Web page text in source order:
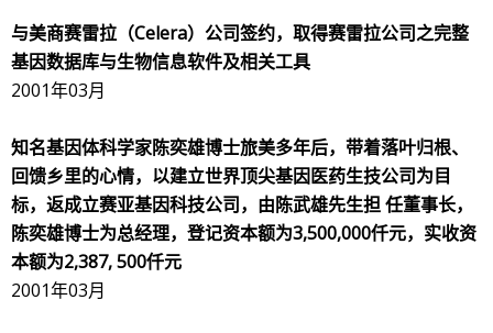
与美商赛雷拉（Celera）公司签约，取得赛雷拉公司之完整
基因数据库与生物信息软件及相关工具
2001年03月
知名基因体科学家陈奕雄博士旅美多年后，带着落叶归根、
回馈乡里的心情，以建立世界顶尖基因医药生技公司为目
标，返成立赛亚基因科技公司，由陈武雄先生担任董事长，
陈奕雄博士为总经理，登记资本额为3,500,000仟元，实收资
本额为2,387, 500仟元
2001年03月